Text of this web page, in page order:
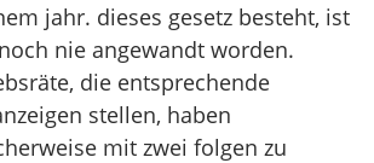
jahr. dieses gesetz besteht, ist
nie angewandt worden.
die entsprechende
stellen, haben
mit zwei folgen zu